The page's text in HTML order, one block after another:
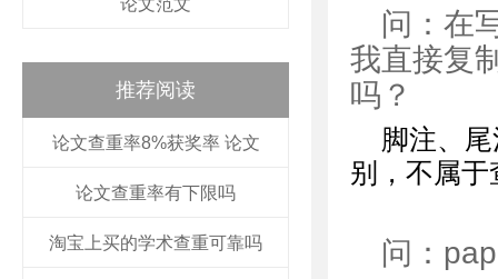
论文范文
推荐阅读
论文查重率8%获奖率 论文
论文查重率有下限吗
淘宝上买的学术查重可靠吗
问：在
我直接复
吗？
脚注、
别，不属
问：